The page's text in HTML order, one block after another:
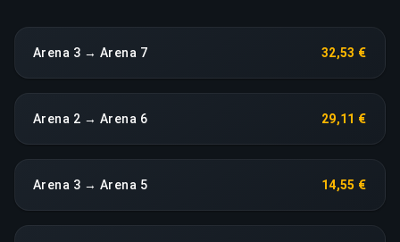
Arena 3 → Arena 7 32,53 €
Arena 2 → Arena 6 29,11 €
Arena 3 → Arena 5 14,55 €